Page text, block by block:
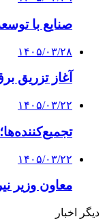
صنایع با
۱۴۰۵/۰۳/۲۸
آغاز تزریق
۱۴۰۵/۰۳/۲۲
۱۴۰۵/۰۳/۲۲
معاون وزیر
دیگر اخبار